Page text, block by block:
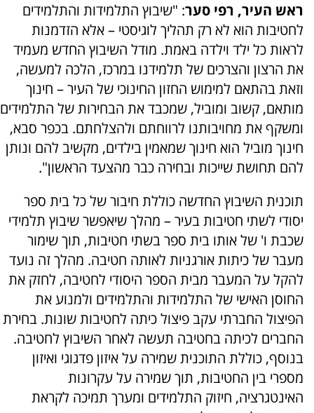
ראש העיר, רפי סער: "שיבוץ התלמידות והתלמידים
לחטיבות הוא לא רק תהליך לוגיסטי – אלא הזדמנות
לראות כל ילד וילדה באמת. מודל השיבוץ החדש מעמיד
את הרצון והצרכים של תלמידנו במרכז, הלכה למעשה,
וזאת בהתאם למימוש החזון החינוכי של העיר – חינוך
מותאם, קשוב ומוביל, שמכבד את הבחירות של התלמידים
ומשקף את מחויבותנו לרווחתם ולהצלחתם. בכפר סבא,
חינוך מוביל הוא חינוך שמאמין בילדים, מקשיב להם ונותן
להם תחושת שייכות ובחירה כבר מהצעד הראשון".
תוכנית השיבוץ החדשה כוללת חיבור של כל בית ספר
יסודי לשתי חטיבות בעיר – מהלך שיאפשר שיבוץ תלמידי
שכבת ו' של אותו בית ספר בשתי חטיבות, תוך שימור
מעבר של כיתות אורגניות לאותה חטיבה. מהלך זה נועד
להקל על המעבר מבית הספר היסודי לחטיבה, לחזק את
החוסן האישי של התלמידות והתלמידים ולמנוע את
הפיצול החברתי עקב פיצול כיתה לחטיבות שונות. בחירת
החברים לכיתה בחטיבה תעשה לאחר השיבוץ לחטיבה.
בנוסף, כוללת התוכנית שמירה על איזון פדגוגי ואיזון
מספרי בין החטיבות, תוך שמירה על עקרונות
האינטגרציה, חיזוק התלמידים ומערך תמיכה לקראת